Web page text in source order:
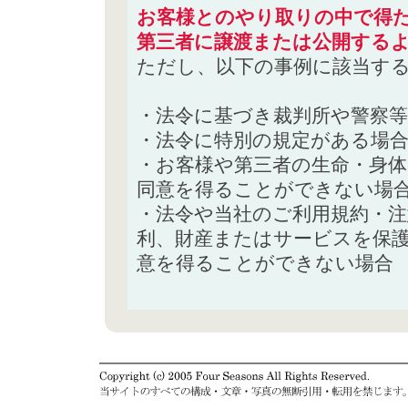
お客様とのやり取りの中で得
第三者に譲渡または公開する
ただし、以下の事例に該当す
・法令に基づき裁判所や警察
・法令に特別の規定がある場合
・お客様や第三者の生命・身
同意を得ることができない場
・法令や当社のご利用規約・
利、財産またはサービスを保
意を得ることができない場合